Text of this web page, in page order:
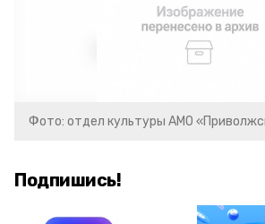
Фото: отдел культуры АМО
Подпишись!